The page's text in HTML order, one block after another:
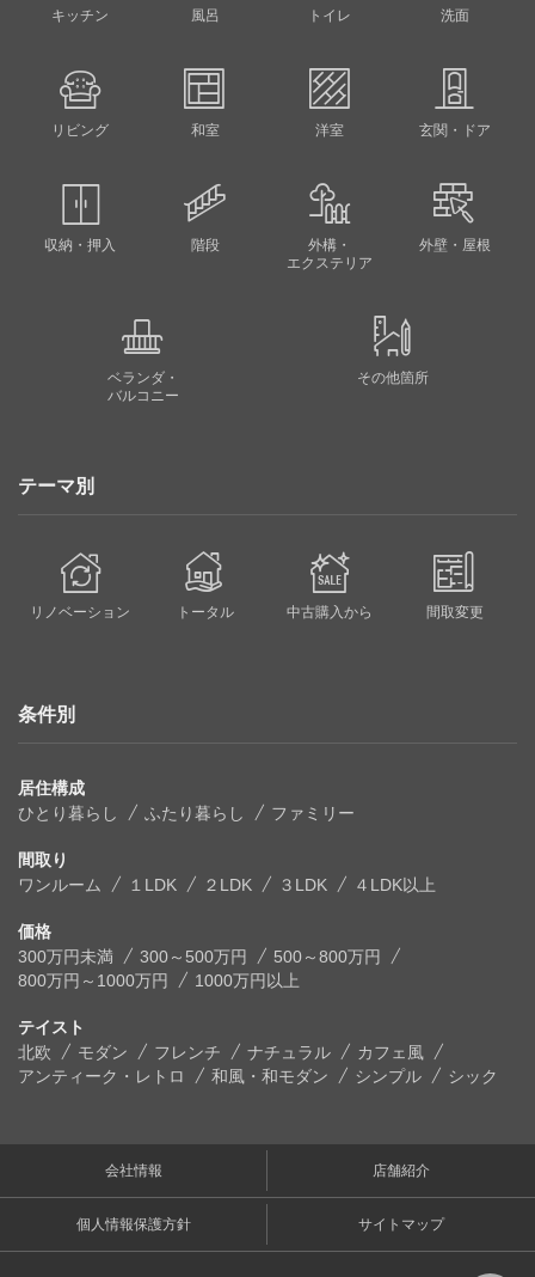
キッチン 風呂 トイレ 洗面
リビング 和室 洋室 玄関・ドア
収納・押入 階段
外構・
エクステリア
外壁・屋根
ベランダ・
バルコニー
その他箇所
テーマ別
リノベーション トータル 中古購入から 間取変更
条件別
居住構成
ひとり暮らし
ふたり暮らし ファミリー
間取り
ワンルーム
１LDK ２LDK ３LDK ４LDK以上
価格
300万円未満
300～500万円
500～800万円
800万円～1000万円
1000万円以上
テイスト
北欧
モダン フレンチ ナチュラル
カフェ風
アンティーク・レトロ
和風・和モダン シンプル シック
会社情報 店舗紹介
個人情報保護方針 サイトマップ